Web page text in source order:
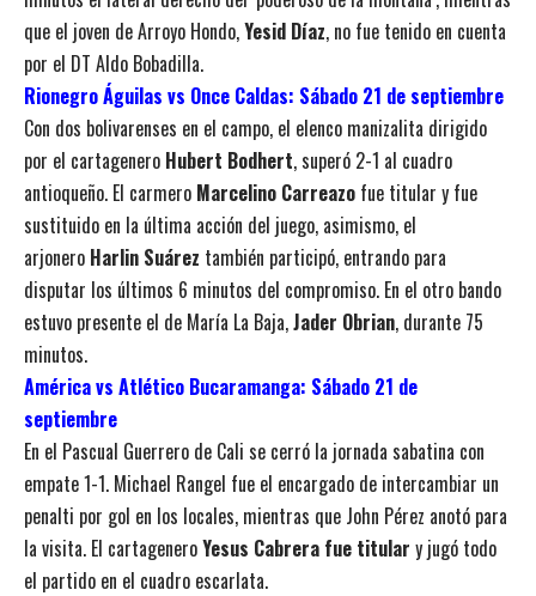
que el joven de Arroyo Hondo,Yesid Díaz, no fue tenido en cuenta
por el DT Aldo Bobadilla.
Rionegro Águilas vs Once Caldas: Sábado 21 de septiembre
Con dos bolivarenses en el campo, el elenco manizalita dirigido
por el cartagenero Hubert Bodhert, superó 2-1 al cuadro
antioqueño. El carmero Marcelino Carreazo fue titular y fue
sustituido en la última acción del juego, asimismo, el
arjonero Harlin Suárez también participó, entrando para
disputar los últimos 6 minutos del compromiso. En el otro bando
estuvo presente el de María La Baja,Jader Obrian, durante 75
minutos.
América vs Atlético Bucaramanga: Sábado 21 de
septiembre
En el Pascual Guerrero de Cali se cerró la jornada sabatina con
empate 1-1. Michael Rangel fue el encargado de intercambiar un
penalti por gol en los locales, mientras que John Pérez anotó para
la visita. El cartageneroYesus Cabrera fue titular y jugó todo
el partido en el cuadro escarlata.